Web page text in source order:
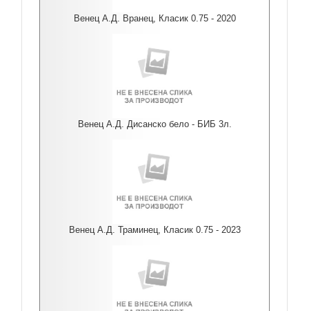
Венец А.Д. Вранец, Класик 0.75 - 2020
Венец А.Д. Дисанско бело - БИБ 3л.
Венец А.Д. Траминец, Класик 0.75 - 2023